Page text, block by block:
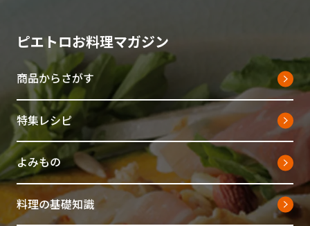
ピエトロお料理マガジン
商品からさがす
特集レシピ
よみもの
料理の基礎知識